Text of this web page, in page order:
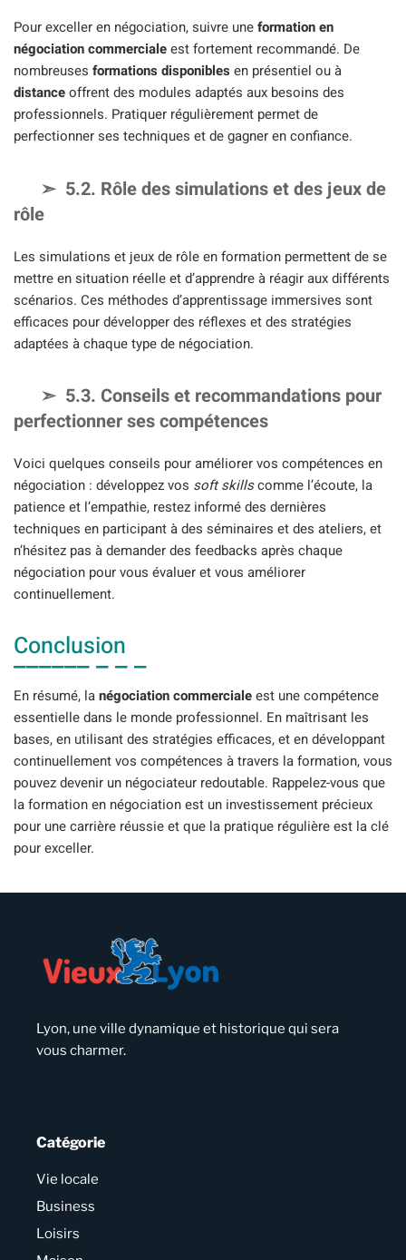
Pour exceller en négociation, suivre uneformation en
négociation commercialeest fortement recommandé. De
nombreuses formations disponiblesen présentiel ou à
distanceoffrent des modules adaptés aux besoins des
professionnels. Pratiquer régulièrement permet de
perfectionner ses techniques et de gagner en confiance.
5.2. Rôle des simulations et des jeux de
rôle
Les simulations et jeux de rôle en formation permettent de se
mettre en situation réelle et d’apprendre à réagir aux différents
scénarios. Ces méthodes d’apprentissage immersives sont
efficaces pour développer des réflexes et des stratégies
adaptées à chaque type de négociation.
5.3. Conseils et recommandations pour
perfectionner ses compétences
Voici quelques conseils pour améliorer vos compétences en
négociation : développez vos soft skillscomme l’écoute, la
patience et l’empathie, restez informé des dernières
techniques en participant à des séminaires et des ateliers, et
n’hésitez pas à demander des feedbacks après chaque
négociation pour vous évaluer et vous améliorer
continuellement.
Conclusion
En résumé, lanégociation commercialeest une compétence
essentielle dans le monde professionnel. En maîtrisant les
bases, en utilisant des stratégies efficaces, et en développant
continuellement vos compétences à travers la formation, vous
pouvez devenir un négociateur redoutable. Rappelez-vous que
la formation en négociation est un investissement précieux
pour une carrière réussie et que la pratique régulière est la clé
pour exceller.
Lyon, une ville dynamique et historique qui sera
vous charmer.
Catégorie
Vie locale
Business
Loisirs